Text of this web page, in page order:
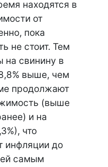
находятся в
от
пока
не стоит. Тем
свинину в
выше, чем
продолжают
(выше
и на
что
инфляции до
самым